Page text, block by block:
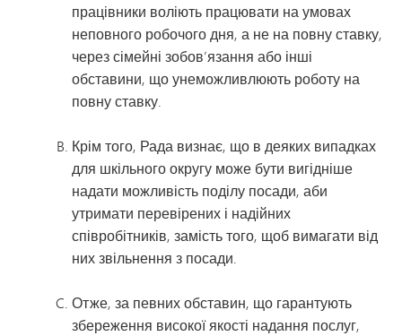
працівники воліють працювати на умовах
неповного робочого дня, а не на повну ставку,
через сімейні зобов’язання або інші
обставини, що унеможливлюють роботу на
повну ставку.
Крім того, Рада визнає, що в деяких випадках
для шкільного округу може бути вигідніше
надати можливість поділу посади, аби
утримати перевірених і надійних
співробітників, замість того, щоб вимагати від
них звільнення з посади.
Отже, за певних обставин, що гарантують
збереження високої якості надання послуг,